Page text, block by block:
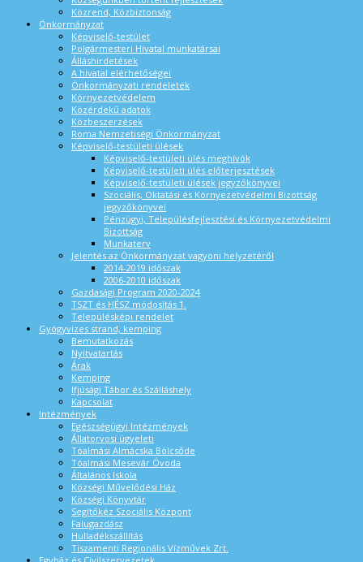
Közrend, Közbiztonság
Önkormányzat
Képviselő-testület
Polgármesteri Hivatal munkatársai
Álláshirdetések
A hivatal elérhetőségei
Önkormányzati rendeletek
Környezetvédelem
Közérdekű adatok
Közbeszerzések
Roma Nemzetiségi Önkormányzat
Képviselő-testületi ülések
Képviselő-testületi ülés meghívók
Képviselő-testületi ülés előterjesztések
Képviselő-testületi ülések jegyzőkönyvei
Szociális, Oktatási és Környezetvédelmi Bizottság
jegyzőkönyvei
Pénzügyi, Településfejlesztési és Környezetvédelmi
Bizottság
Munkaterv
Jelentés az Önkormányzat vagyoni helyzetéről
2014-2019 időszak
2006-2010 időszak
Gazdasági Program 2020-2024
TSZT és HÉSZ módosítás 1.
Településképi rendelet
Gyógyvizes strand, kemping
Bemutatkozás
Nyitvatartás
Árak
Kemping
Ifjúsági Tábor és Szálláshely
Kapcsolat
Intézmények
Egészségügyi Intézmények
Állatorvosi ügyeleti
Tóalmási Almácska Bölcsőde
Tóalmási Mesevár Óvoda
Általános Iskola
Községi Művelődési Ház
Községi Könyvtár
Segítőkéz Szociális Központ
Falugazdász
Hulladékszállítás
Tiszamenti Regionális Vízművek Zrt.